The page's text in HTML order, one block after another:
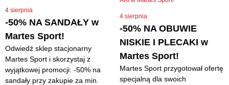
4 sierpnia
-50% NA SANDAŁY w
Martes Sport!
Odwiedź sklep stacjonarny
Martes Sport i skorzystaj z
wyjątkowej promocji: -50% na
sandały przy zakupie za min.
4 sierpnia
-50% NA OBUWIE
NISKIE I PLECAKI w
Martes Sport!
Martes Sport przygotował ofertę
specjalną dla swoich